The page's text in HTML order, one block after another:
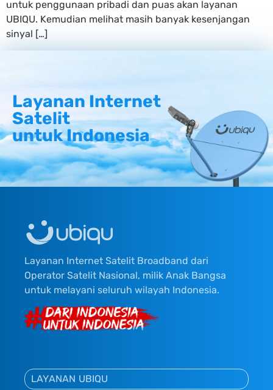
untuk penggunaan pribadi dan puas akan layanan
UBIQU. Kemudian melihat masih banyak kesenjangan
sinyal […]
Layanan Internet
Satelit
untuk Indonesia
Layanan Internet Satelit Broadband dari
Operator Satelit Nasional, milik Anak Bangsa
untuk melayani seluruh wilayah Indonesia.
LAYANAN UBIQU